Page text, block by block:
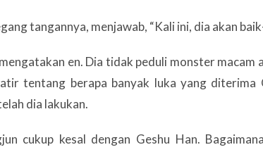
tangannya, menjawab, “Kali ini, dia akan
en. Dia tidak peduli monster macam
tentang berapa banyak luka yang diterima
dia lakukan.
cukup kesal dengan Geshu Han.